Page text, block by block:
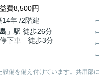
費8,500円
年 /2階建
」駅 徒歩26分
停下車 徒歩3分
備を備え付けています。共用部